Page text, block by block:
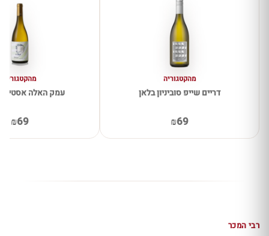
מהקטגוריה
דריים שייפ סוביניון בלאן
₪69
מהקטגוריה
עמק האלה אסטייט
₪69
רבי המכר